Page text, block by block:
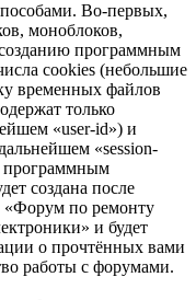
Во-первых,
моноблоков,
программным
cookies (небольшие
временных файлов
только
«user-id») и
«session-
программным
создана после
«Форум по ремонту
и будет
о прочтённых вами
работы с форумами.